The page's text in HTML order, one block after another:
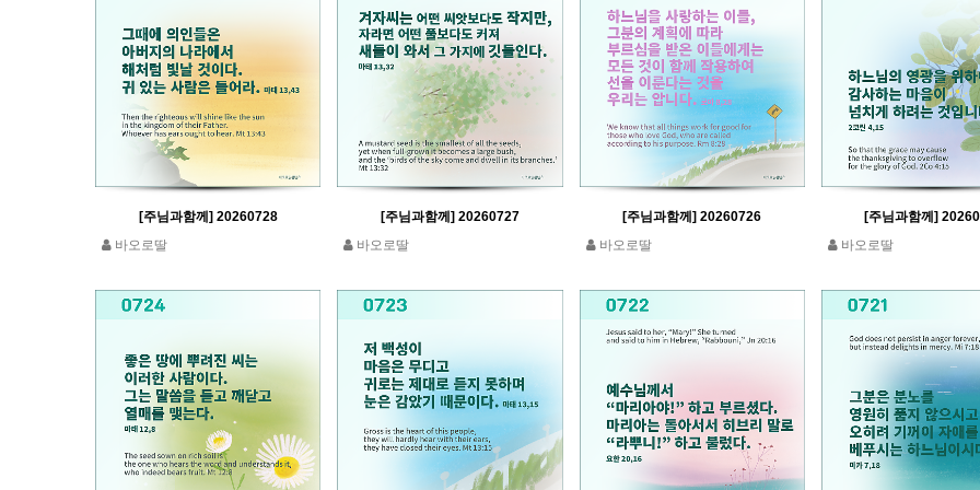
[주님과함께] 20260728
바오로딸
[주님과함께] 20260727
바오로딸
[주님과함께] 20260726
바오로딸
[주님과함께]
바오로딸